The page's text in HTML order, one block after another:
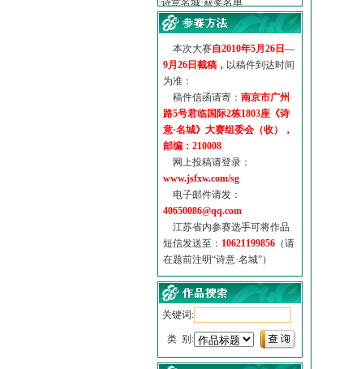
·诗意名城·地铁时间
地铁完美呈现【诗意·名城...
参赛作品多达5000多首
“诗意·名城”晒诗会
特别通知--致广大诗词爱好...
本次大赛自2010年5月26日—
9月26日截稿， 以稿件到达时间
为准：
稿件信函请寄： 南京市广州
路5号君临国际2栋1803座《诗
意·名城》大赛组委会（收），
邮编：210008
网上投稿请登录：
www.jsfxw.com/sg
电子邮件请发：
40650086@qq.com
江苏省内参赛选手可将作品
短信发送至： 10621199856 （请
在题前注明“诗意·名城”）
关键词:
类 别: